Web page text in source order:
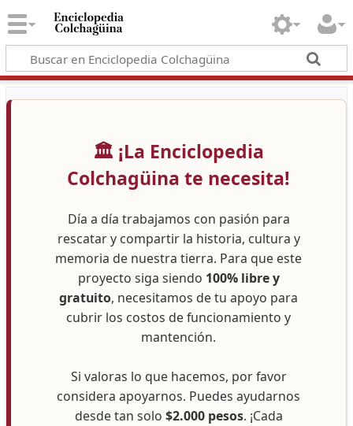
🏛️ ¡La Enciclopedia
Colchagüina te necesita!
Día a día trabajamos con pasión para
rescatar y compartir la historia, cultura y
memoria de nuestra tierra. Para que este
proyecto siga siendo 100% libre y
gratuito, necesitamos de tu apoyo para
cubrir los costos de funcionamiento y
mantención.
Si valoras lo que hacemos, por favor
considera apoyarnos. Puedes ayudarnos
desde tan solo $2.000 pesos. ¡Cada